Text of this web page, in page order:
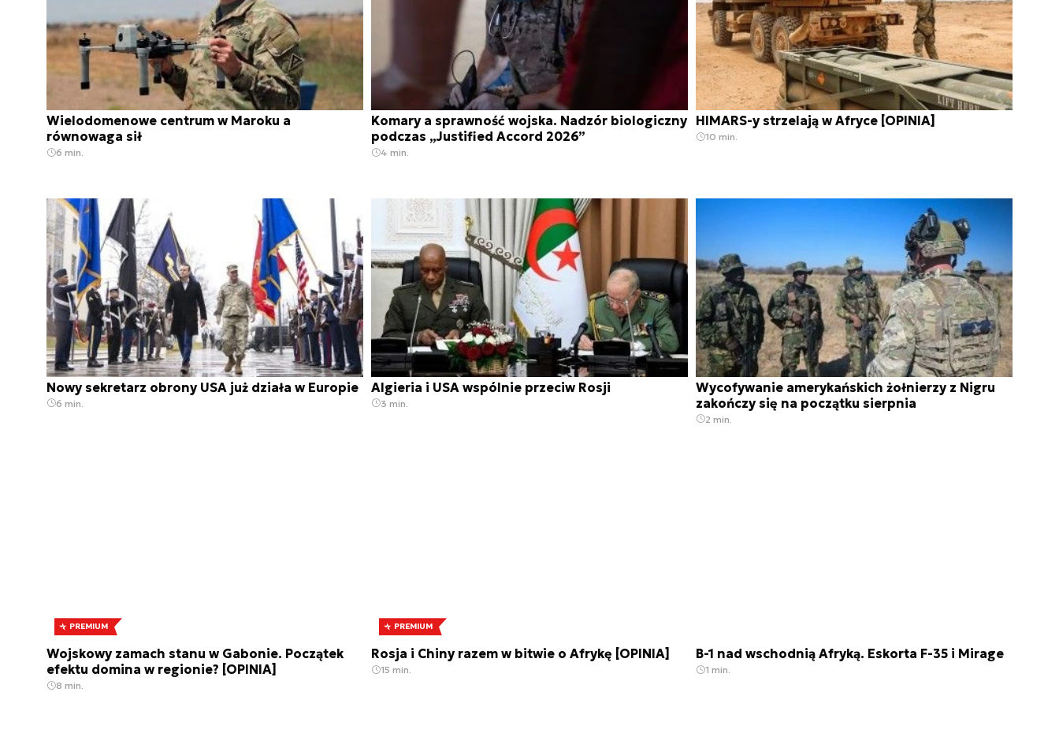
Wielodomenowe centrum w Maroku a
równowaga sił
6 min.
Komary a sprawność wojska. Nadzór biologiczny
podczas „Justified Accord 2026”
4 min.
HIMARS-y strzelają w Afryce [OPINIA]
10 min.
Nowy sekretarz obrony USA już działa w Europie
6 min.
Algieria i USA wspólnie przeciw Rosji
3 min.
Wycofywanie amerykańskich żołnierzy z Nigru
zakończy się na początku sierpnia
2 min.
PREMIUM
Wojskowy zamach stanu w Gabonie. Początek
efektu domina w regionie? [OPINIA]
8 min.
PREMIUM
Rosja i Chiny razem w bitwie o Afrykę [OPINIA]
15 min.
B-1 nad wschodnią Afryką. Eskorta F-35 i Mirage
1 min.